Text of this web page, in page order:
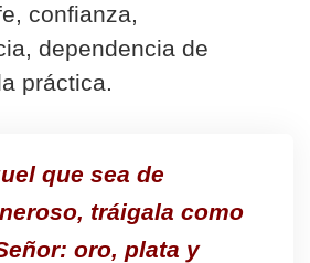
confianza,
dependencia de
práctica.
que sea de
tráigala como
: oro, plata y